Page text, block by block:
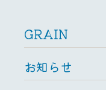
GRAIN
お知らせ